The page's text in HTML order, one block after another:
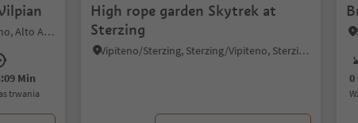
Schernag/Schernag, Tisens/Tesimo, Alto Adige Wine Road
Min
trwania
High rope garden Skytrek at
Sterzing
Vipiteno/Sterzing, Sterzing/Vipiteno, Sterzing/Vipiteno and environs
0